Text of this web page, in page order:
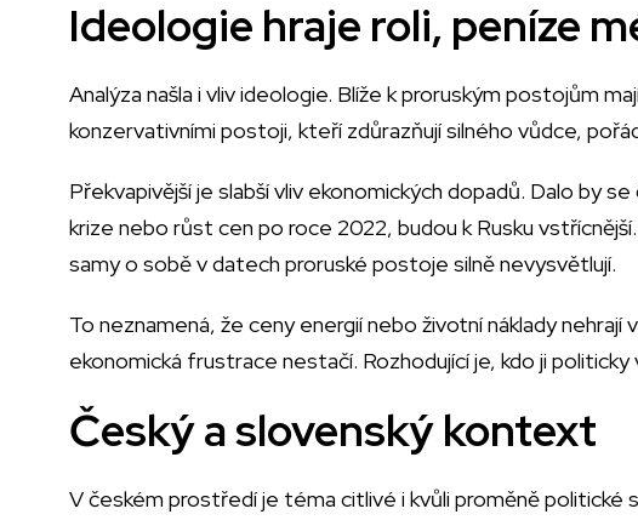
Ideologie hraje roli, peníze
Analýza našla i vliv ideologie. Blíže k proruským postojům
konzervativními postoji, kteří zdůrazňují silného vůdce,
Překvapivější je slabší vliv ekonomických dopadů. Dalo by
krize nebo růst cen po roce 2022, budou k Rusku
samy o sobě v datech proruské postoje silně nevysvětlují.
To neznamená, že ceny energií nebo životní náklady
ekonomická frustrace nestačí. Rozhodující je, kdo ji politicky
Český a slovenský kontext
V českém prostředí je téma citlivé i kvůli proměně politické